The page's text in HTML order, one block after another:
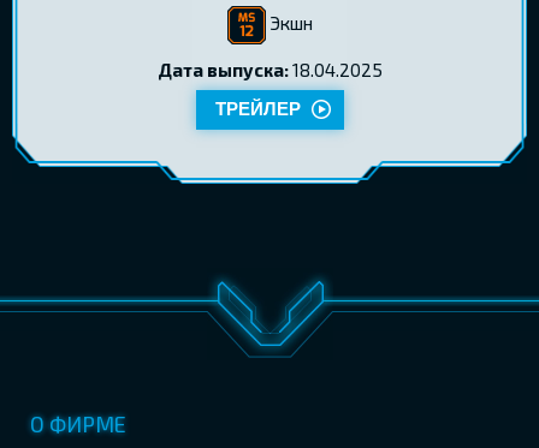
Экшн
Дата выпуска:18.04.2025
ТРЕЙЛЕР
О ФИРМЕ